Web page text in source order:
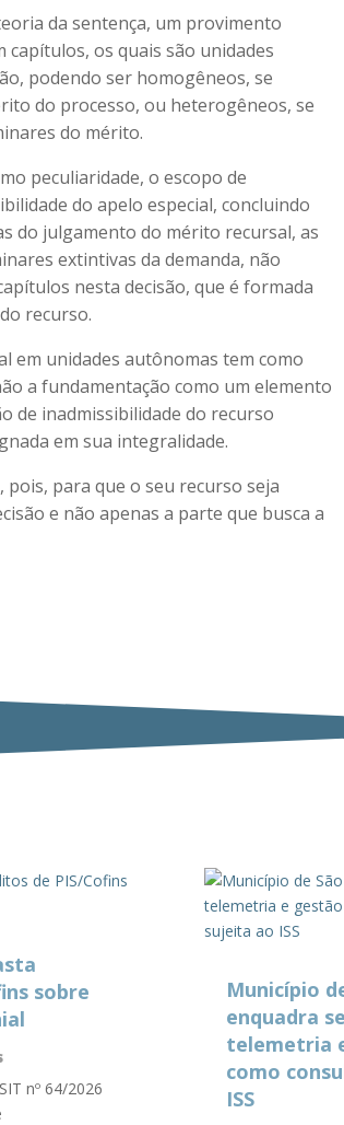
da sentença, um provimento
capítulos, os quais são unidades
podendo ser homogêneos, se
do processo, ou heterogêneos, se
do mérito.
peculiaridade, o escopo de
do apelo especial, concluindo
do julgamento do mérito recursal, as
extintivas da demanda, não
nesta decisão, que é formada
recurso.
em unidades autônomas tem como
a fundamentação como um elemento
de inadmissibilidade do recurso
em sua integralidade.
para que o seu recurso seja
e não apenas a parte que busca a
sobre
nº 64/2026
Município
enquadra
telemetria
como
ISS